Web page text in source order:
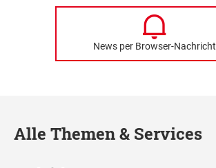
News per Browser-Nachricht
Alle Themen & Services